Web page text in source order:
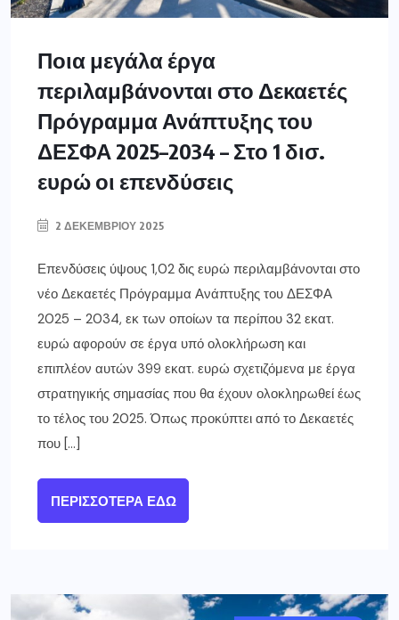
Ποια μεγάλα έργα
περιλαμβάνονται στο Δεκαετές
Πρόγραμμα Ανάπτυξης του
ΔΕΣΦΑ 2025–2034 – Στο 1 δισ.
ευρώ οι επενδύσεις
2 ΔΕΚΕΜΒΡΊΟΥ 2025
Επενδύσεις ύψους 1,02 δις ευρώ περιλαμβάνονται στο
νέο Δεκαετές Πρόγραμμα Ανάπτυξης του ΔΕΣΦΑ
2025 – 2034, εκ των οποίων τα περίπου 32 εκατ.
ευρώ αφορούν σε έργα υπό ολοκλήρωση και
επιπλέον αυτών 399 εκατ. ευρώ σχετιζόμενα με έργα
στρατηγικής σημασίας που θα έχουν ολοκληρωθεί έως
το τέλος του 2025. Όπως προκύπτει από το Δεκαετές
που […]
ΠΕΡΙΣΣΌΤΕΡΑ ΕΔΏ